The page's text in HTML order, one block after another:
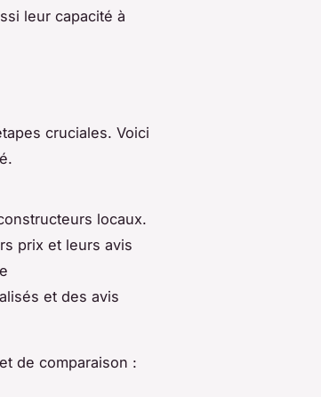
leur capacité à
cruciales. Voici
locaux.
prix et leurs avis
et des avis
de comparaison :